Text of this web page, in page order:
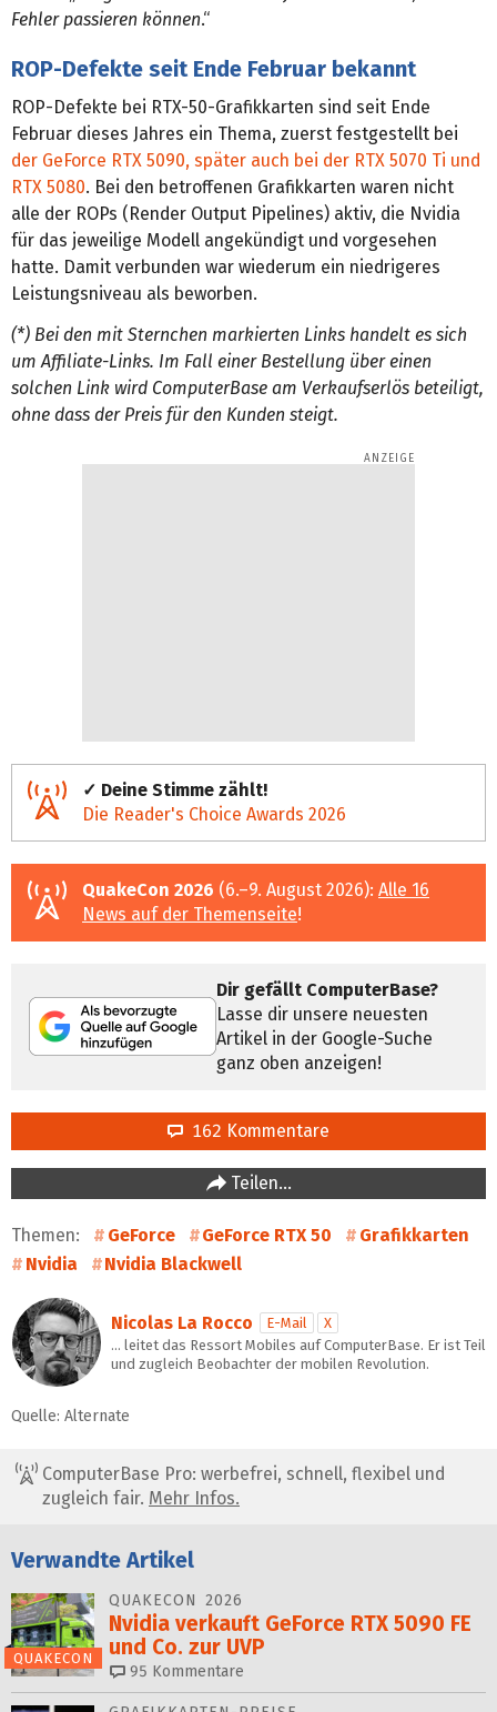
Fehler passieren können.“
ROP-Defekte seit Ende Februar bekannt
ROP-Defekte bei RTX-50-Grafikkarten sind seit Ende
Februar dieses Jahres ein Thema, zuerst festgestellt bei
der GeForce RTX 5090, später auch bei der RTX 5070 Ti und
RTX 5080. Bei den betroffenen Grafikkarten waren nicht
alle der ROPs (Render Output Pipelines) aktiv, die Nvidia
für das jeweilige Modell angekündigt und vorgesehen
hatte. Damit verbunden war wiederum ein niedrigeres
Leistungsniveau als beworben.
(*) Bei den mit Sternchen markierten Links handelt es sich
um Affiliate-Links. Im Fall einer Bestellung über einen
solchen Link wird ComputerBase am Verkaufserlös beteiligt,
ohne dass der Preis für den Kunden steigt.
✓ Deine Stimme zählt!
Die Reader's Choice Awards 2026
QuakeCon 2026 (6.–9. August 2026): Alle 16
News auf der Themenseite!
Dir gefällt ComputerBase?
Lasse dir unsere neuesten
Artikel in der Google-Suche
ganz oben anzeigen!
162 Kommentare
Teilen…
Themen: GeForce GeForce RTX 50
Grafikkarten
Nvidia
Nvidia Blackwell
Nicolas La Rocco E-Mail
X
… leitet das Ressort Mobiles auf ComputerBase. Er ist Teil
und zugleich Beobachter der mobilen Revolution.
Quelle: Alternate
ComputerBase Pro: werbefrei, schnell, flexibel und
zugleich fair. Mehr Infos.
Verwandte Artikel
QUAKECON
QUAKECON 2026
Nvidia verkauft GeForce RTX 5090 FE
und Co. zur UVP
95 Kommentare